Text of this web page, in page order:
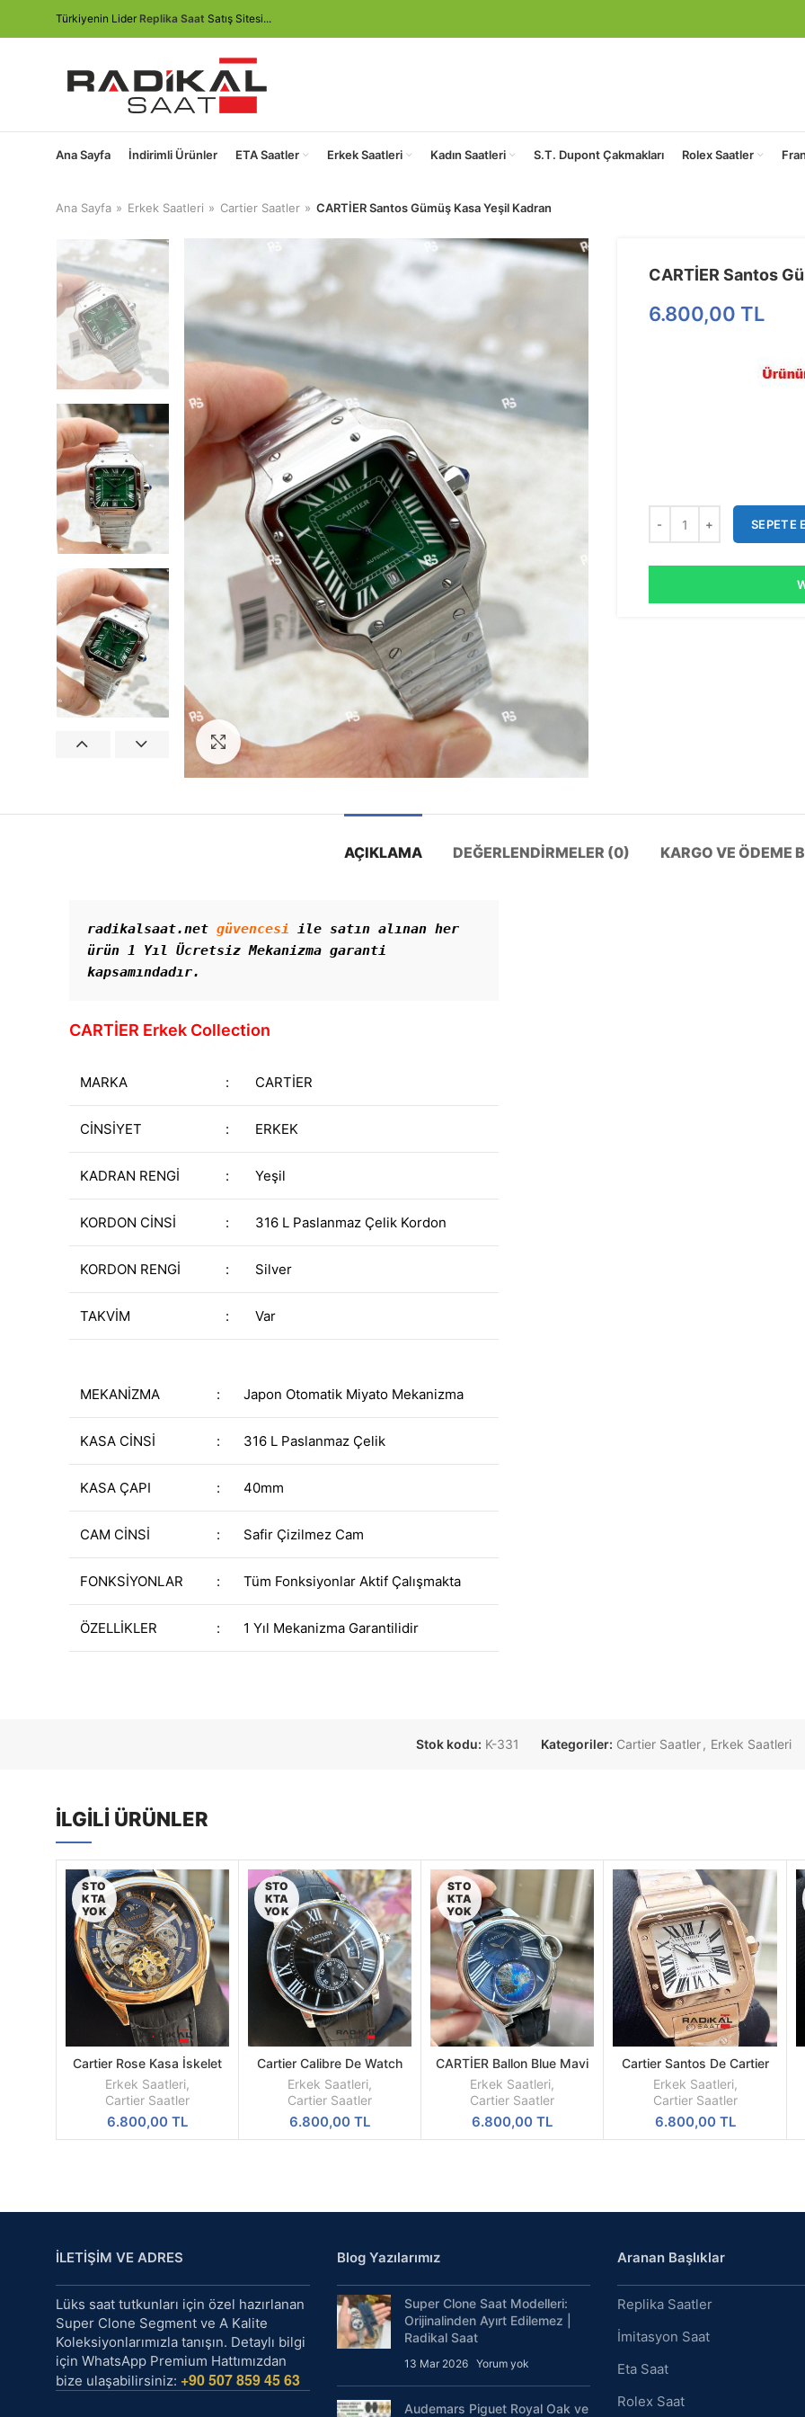
Türkiyenin Lider Replika Saat Satış Sitesi...
Ana Sayfa İndirimli Ürünler ETA Saatler Erkek Saatleri Kadın Saatleri S.T. Dupont Çakmakları Rolex Saatler
Ana Sayfa Erkek Saatleri Cartier Saatler CARTİER Santos Gümüş Kasa Yeşil Kadran
Görseli Büyütün
CARTİER Santos
6.800,00 TL
SEPETE
AÇIKLAMA DEĞERLENDIRMELER (0) KARGO VE ÖDEME
radikalsaat.net güvencesi ile satın alınan her
ürün 1 Yıl Ücretsiz Mekanizma garanti
kapsamındadır.
CARTİER Erkek Collection
MARKA : CARTİER
CİNSİYET : ERKEK
KADRAN RENGİ : Yeşil
KORDON CİNSİ : 316 L Paslanmaz Çelik Kordon
KORDON RENGİ : Silver
TAKVİM : Var
MEKANİZMA : Japon Otomatik Miyato Mekanizma
KASA CİNSİ : 316 L Paslanmaz Çelik
KASA ÇAPI : 40mm
CAM CİNSİ : Safir Çizilmez Cam
FONKSİYONLAR : Tüm Fonksiyonlar Aktif Çalışmakta
ÖZELLİKLER : 1 Yıl Mekanizma Garantilidir
Stok kodu: K-331 Kategoriler: Cartier Saatler , Erkek Saatleri
İLGILI ÜRÜNLER
STO
KTA
YOK
DEVAMINI
OKU
Cartier Rose Kasa İskelet
Kadran 44mm Replika
Erkek Kol Saati
Erkek Saatleri,
Cartier Saatler
6.800,00TL
STO
KTA
YOK
DEVAMINI
OKU
Cartier Calibre De Watch
Siyah Kadran Çelik Kasa
43mm Replika Erkek Kol
Erkek Saatleri,
Cartier Saatler
6.800,00TL
STO
KTA
YOK
DEVAMINI
OKU
CARTİER Ballon Blue Mavi
Kadran Erkek Saati
Erkek Saatleri,
Cartier Saatler
6.800,00TL
SEPETE
EKLE
Cartier Santos De Cartier
XL Rose Kasa
Erkek Saatleri,
Cartier Saatler
6.800,00 TL
İLETİŞİM VE ADRES
Lüks saat tutkunları için özel hazırlanan
Super Clone Segment ve A Kalite
Koleksiyonlarımızla tanışın. Detaylı bilgi
için WhatsApp Premium Hattımızdan
bize ulaşabilirsiniz: +90 507 859 45 63
Blog Yazılarımız
Super Clone Saat Modelleri:
Orijinalinden Ayırt Edilemez |
Radikal Saat
13 Mar 2026 Yorum yok
Audemars Piguet Royal Oak ve
Aranan Başlıklar
Replika Saatler
İmitasyon Saat
Eta Saat
Rolex Saat